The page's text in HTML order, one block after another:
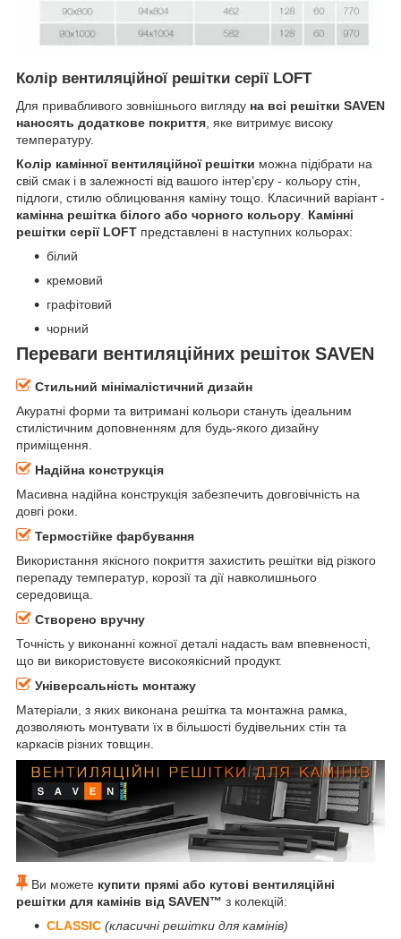
Колір вентиляційної решітки серії LOFT
Для привабливого зовнішнього вигляду на всі решітки SAVEN
наносять додаткове покриття , яке витримує високу
температуру.
Колір камінної вентиляційної решітки можна підібрати на
свій смак і в залежності від вашого інтер’єру - кольору стін,
підлоги, стилю облицювання каміну тощо. Класичний варіант -
камінна решітка білого або чорного кольору Камінні
решітки серії LOFT представлені в наступних кольорах:
білий
кремовий
графітовий
чорний
Переваги вентиляційних решіток SAVEN
Стильний мінімалістичний дизайн
Акуратні форми та витримані кольори стануть ідеальним
стилістичним доповненням для будь-якого дизайну
приміщення.
Надійна конструкція
Масивна надійна конструкція забезпечить довговічність на
довгі роки.
Термостійке фарбування
Використання якісного покриття захистить решітки від різкого
перепаду температур, корозії та дії навколишнього
середовища.
Створено вручну
Точність у виконанні кожної деталі надасть вам впевненості,
що ви використовуєте високоякісний продукт.
Універсальність монтажу
Матеріали, з яких виконана решітка та монтажна рамка,
дозволяють монтувати їх в більшості будівельних стін та
каркасів різних товщин.
Ви можете купити прямі або кутові вентиляційні
решітки для камінів від SAVEN™ з колекцій:
CLASSIC (класичні решітки для камінів)